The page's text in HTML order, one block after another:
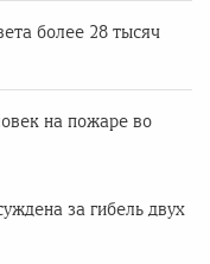
более 28 тысяч
на пожаре во
за гибель двух